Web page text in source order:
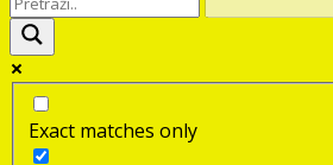
Exact matches only